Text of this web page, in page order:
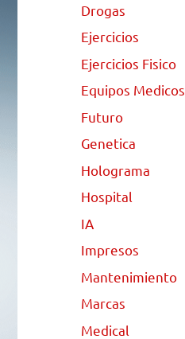
Drogas
Ejercicios
Ejercicios Fisico
Equipos Medicos
Futuro
Genetica
Holograma
Hospital
IA
Impresos
Mantenimiento
Marcas
Medical